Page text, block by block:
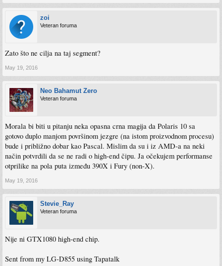
zoi
Veteran foruma
Zato što ne cilja na taj segment?
May 19, 2016
Neo Bahamut Zero
Veteran foruma
Morala bi biti u pitanju neka opasna crna magija da Polaris 10 sa
gotovo duplo manjom površinom jezgre (na istom proizvodnom procesu)
bude i približno dobar kao Pascal. Mislim da su i iz AMD-a na neki
način potvrdili da se ne radi o high-end čipu. Ja očekujem performanse
otprilike na pola puta između 390X i Fury (non-X).
May 19, 2016
Stevie_Ray
Veteran foruma
Nije ni GTX1080 high-end chip.
Sent from my LG-D855 using Tapatalk